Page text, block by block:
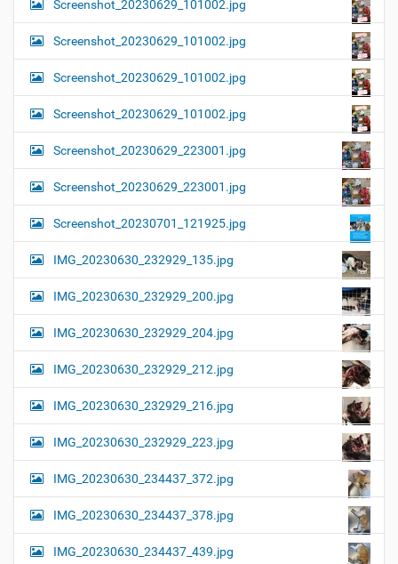
Screenshot_20230629_101002.jpg
Screenshot_20230629_101002.jpg
Screenshot_20230629_101002.jpg
Screenshot_20230629_101002.jpg
Screenshot_20230629_223001.jpg
Screenshot_20230629_223001.jpg
Screenshot_20230701_121925.jpg
IMG_20230630_232929_135.jpg
IMG_20230630_232929_200.jpg
IMG_20230630_232929_204.jpg
IMG_20230630_232929_212.jpg
IMG_20230630_232929_216.jpg
IMG_20230630_232929_223.jpg
IMG_20230630_234437_372.jpg
IMG_20230630_234437_378.jpg
IMG_20230630_234437_439.jpg